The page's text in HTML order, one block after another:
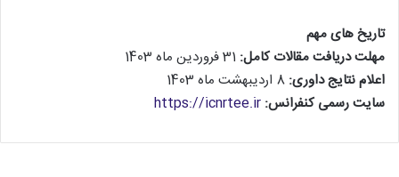
تاریخ های مهم
مهلت دریافت مقالات کامل: 31 فروردین ماه 1403
اعلام نتایج داوری: 8 اردیبهشت ماه 1403
سایت رسمی کنفرانس: https://icnrtee.ir